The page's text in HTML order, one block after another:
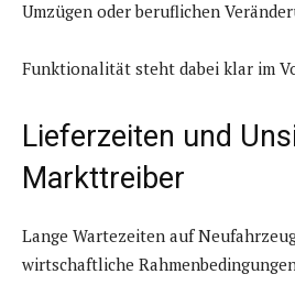
Umzügen oder beruflichen
Funktionalität steht dabei klar im
Lieferzeiten und
Markttreiber
Lange Wartezeiten auf
wirtschaftliche